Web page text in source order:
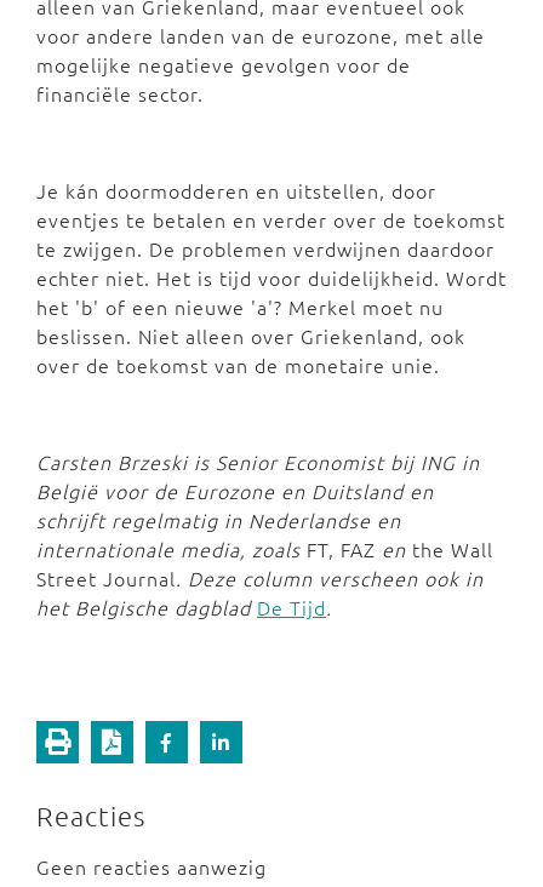
alleen van Griekenland, maar eventueel ook
voor andere landen van de eurozone, met alle
mogelijke negatieve gevolgen voor de
financiële sector.
Je kán doormodderen en uitstellen, door
eventjes te betalen en verder over de toekomst
te zwijgen. De problemen verdwijnen daardoor
echter niet. Het is tijd voor duidelijkheid. Wordt
het 'b' of een nieuwe 'a'? Merkel moet nu
beslissen. Niet alleen over Griekenland, ook
over de toekomst van de monetaire unie.
Carsten Brzeski is Senior Economist bij ING in
België voor de Eurozone en Duitsland en
schrijft regelmatig in Nederlandse en
internationale media, zoals FT, FAZ en the Wall
Street Journal. Deze column verscheen ook in
het Belgische dagblad De Tijd.
Reacties
Geen reacties aanwezig